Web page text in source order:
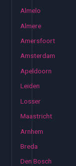
Almelo
Almere
Amersfoort
Amsterdam
Apeldoorn
Leiden
Losser
Maastricht
Arnhem
Breda
Den Bosch